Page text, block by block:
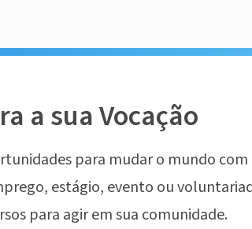
a sua Vocação
para mudar o mundo com
estágio, evento ou
para agir em sua comunidade.